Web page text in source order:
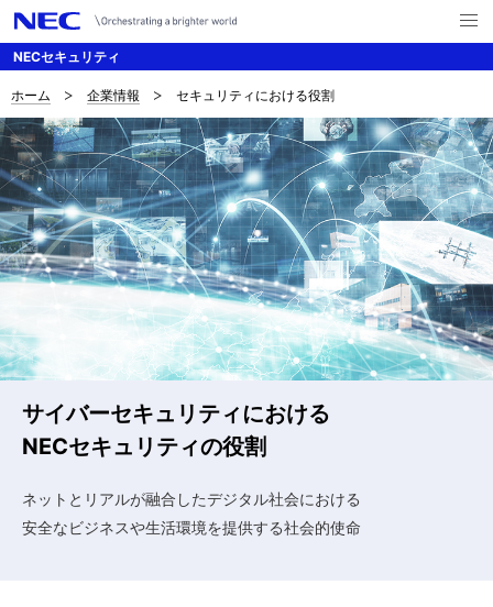
NECセキュリティ
メ
ニ
く
ナ
ビ
ゲ
ー
シ
ョ
B
r
e
a
d
r
u
m
n
ホーム 企業情報 セキュリティにおける役割
サイバーセキュリティにおける
NECセキュリティの役割
ネットとリアルが融合したデジタル社会における
安全なビジネスや生活環境を提供する社会的使命